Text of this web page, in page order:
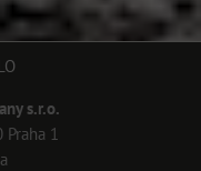
s.r.o.
1